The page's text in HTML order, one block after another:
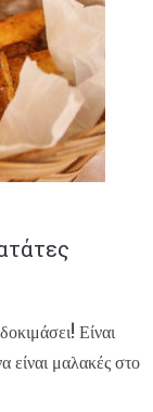
Είναι
είναι μαλακές στο